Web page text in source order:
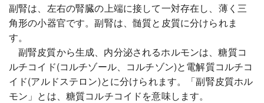
副腎は、左右の腎臓の上端に接して一対存在し、薄く三
角形の小器官です。副腎は、髄質と皮質に分けられま
す。
副腎皮質から生成、内分泌されるホルモンは、糖質コ
ルチコイド(コルチゾール、コルチゾン)と電解質コルチコ
イド(アルドステロン)とに分けられます。「副腎皮質ホル
モン」とは、糖質コルチコイドを意味します。